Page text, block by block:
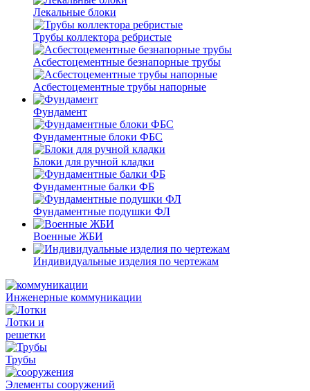
Лекальные блоки
Трубы коллектора ребристые
Асбестоцементные безнапорные трубы
Асбестоцементные трубы напорные
Фундамент
Фундаментные блоки ФБС
Блоки для ручной кладки
Фундаментные балки ФБ
Фундаментные подушки ФЛ
Военные ЖБИ
Индивидуальные изделия по чертежам
Инженерные коммуникации
Лотки и
решетки
Трубы
Элементы сооружений